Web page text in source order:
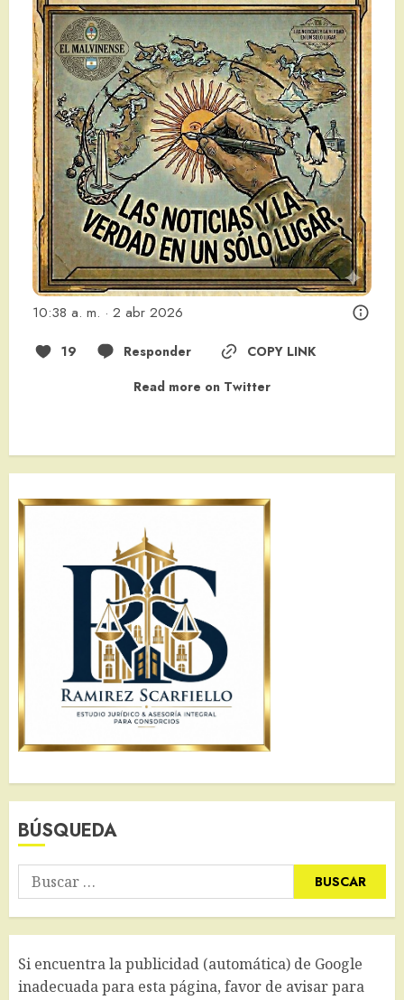
10:38 a. m. · 2 abr 2026
19 Responder
COPY LINK
Read more on Twitter
BÚSQUEDA
Buscar:
Si encuentra la publicidad (automática) de Google
inadecuada para esta página, favor de avisar para